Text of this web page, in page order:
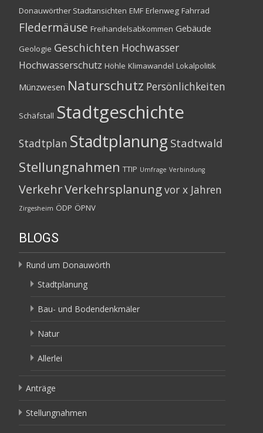
Donauwörther Stadtansichten EMF Erlenweg Fahrrad
Fledermäuse Freihandelsabkommen Gebäude
Geologie Geschichten Hochwasser
Hochwasserschutz Höhle Klimawandel Lokalpolitik
Münzwesen Naturschutz Persönlichkeiten
Schäfstall Stadtgeschichte
Stadtplan Stadtplanung Stadtwald
Stellungnahmen TTIP Umfrage Verbindung
VerkehrVerkehrsplanungvor x Jahren
Zirgesheim ÖDP ÖPNV
BLOGS
Rund um Donauwörth
Stadtplanung
Bau- und Bodendenkmäler
Natur
Allerlei
Anträge
Stellungnahmen